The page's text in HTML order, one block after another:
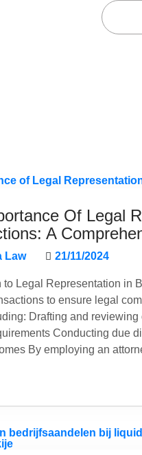
Of Legal
A
Law 21/11/2024
to Legal Representation in
to ensure legal
Drafting and
Conducting due
By employing an